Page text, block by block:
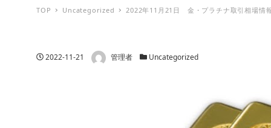
TOP Uncategorized 2022年11月21日 金・プラチナ取引相場情
投稿日
2022-11-21 著者 管理者 カテゴリー
Uncategorized